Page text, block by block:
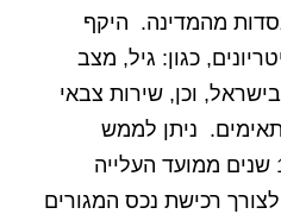
מהמדינה. היקף
כגון: גיל, מצב
וכן, שירות צבאי
ניתן לממש
הטבות אלה רק בתוך 15 שנים ממועד העלייה
רכישת נכס המגורים